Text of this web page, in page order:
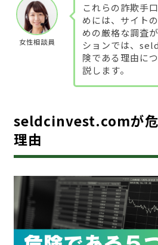
女性相談員
これらの詐欺手
めには、サイト
めの厳格な調査
ションでは、
険である理由に
説します。
seldcinvest.comが危
理由